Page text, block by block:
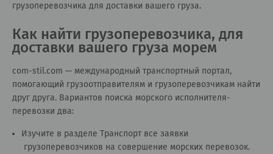
грузоперевозчика для доставки вашего груза.
Как найти грузоперевозчика, для
доставки вашего груза морем
сom-stil.com — международный транспортный портал,
помогающий грузоотправителям и грузоперевозчикам найти
друг друга. Вариантов поиска морского исполнителя-
перевозки два:
Изучите в разделе Транспорт все заявки
грузоперевозчиков на совершение морских перевозок.